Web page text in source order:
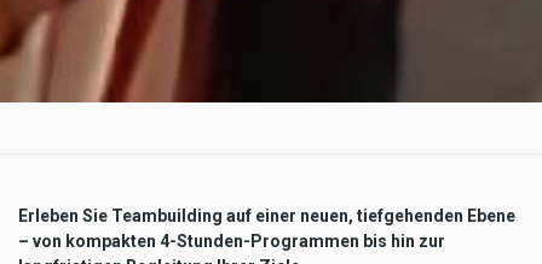
Erleben Sie Teambuilding auf einer neuen, tiefgehenden Ebene
– von kompakten 4-Stunden-Programmen bis hin zur